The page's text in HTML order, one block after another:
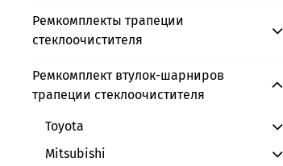
Ремкомплекты трапеции
стеклоочистителя
Ремкомплект втулок-шарниров
трапеции стеклоочистителя
Toyota
Mitsubishi